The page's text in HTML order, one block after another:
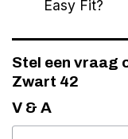
Easy Fit?
Stel een vraag
Zwart 42
V & A